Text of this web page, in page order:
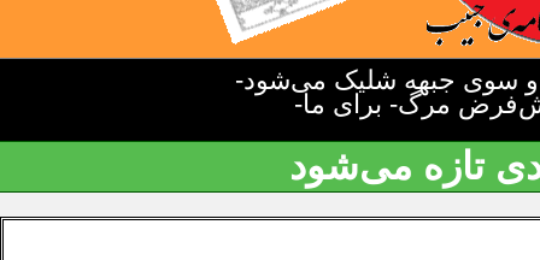
سوی جبهه شلیک می‌شود-
مرگ- برای ما-
تازه می‌شود